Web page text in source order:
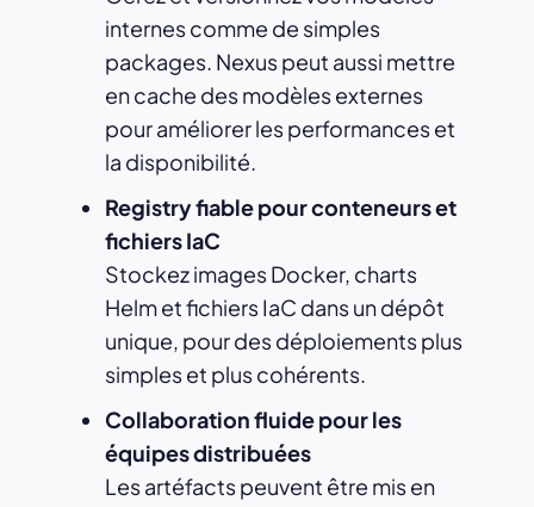
internes comme de simples
packages. Nexus peut aussi mettre
en cache des modèles externes
pour améliorer les performances et
la disponibilité.
Registry fiable pour conteneurs et
fichiers IaC
Stockez images Docker, charts
Helm et fichiers IaC dans un dépôt
unique, pour des déploiements plus
simples et plus cohérents.
Collaboration fluide pour les
équipes distribuées
Les artéfacts peuvent être mis en